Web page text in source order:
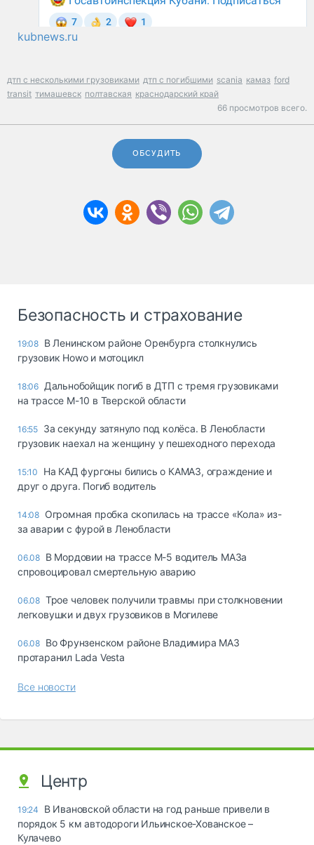
kubnews.ru
дтп с несколькими грузовиками дтп с погибшими scania камаз ford
transit тимашевск полтавская краснодарский край
66 просмотров всего.
ОБСУДИТЬ
Безопасность и страхование
19:08 В Ленинском районе Оренбурга столкнулись
грузовик Howo и мотоцикл
18:06 Дальнобойщик погиб в ДТП с тремя грузовиками
на трассе М-10 в Тверской области
16:55 За секунду затянуло под колёса. В Ленобласти
грузовик наехал на женщину у пешеходного перехода
15:10
На КАД фургоны бились о КАМАЗ, ограждение и
друг о друга. Погиб водитель
14:08 Огромная пробка скопилась на трассе «Кола» из-
за аварии с фурой в Ленобласти
06.08 В Мордовии на трассе М-5 водитель МАЗа
спровоцировал смертельную аварию
06.08 Трое человек получили травмы при столкновении
легковушки и двух грузовиков в Могилеве
06.08 Во Фрунзенском районе Владимира МАЗ
протаранил Lada Vesta
Все новости
Центр
19:24
В Ивановской области на год раньше привели в
порядок 5 км автодороги Ильинское-Хованское –
Кулачево